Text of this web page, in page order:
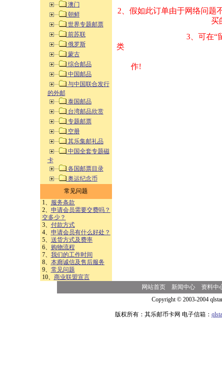
澳门
朝鲜
世界专题邮票
前苏联
俄罗斯
蒙古
综合邮品
中国邮品
与中国联合发行
的外邮
泰国邮品
台湾邮品欣赏
专题邮票
空册
其乐集邮礼品
中国全套专题磁
卡
各国邮票目录
奥运纪念币
常见问题
1、
服务条款
2、 申请会员需要交费吗？
交多少？
3、 付款方式
4、 申请会员有什么好处？
5、 送货方式及费率
6、
购物流程
7、 我们的工作时间
8、 本廊诚信及售后服务
9、 常见问题
10、 商业联盟宣言
2、假如此订单由
买的邮品的“
3、可在“
类 方式告之
作!
网站首页 新闻中心
资料中
Copyright © 2003-2004
版权所有：其乐邮币卡网 电子信箱：